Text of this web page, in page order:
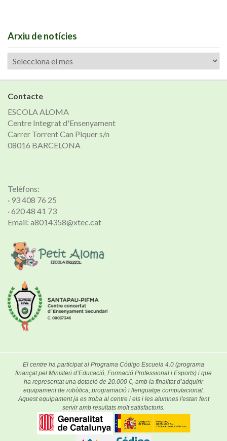
Arxiu de notícies
Arxiu
de
notícies
Contacte
ESCOLA ALOMA
Centre Integrat d'Ensenyament
Carrer Torrent Can Piquer s/n
08016 BARCELONA
Telèfons:
· 93 408 76 25
· 620 48 41 73
Email: a8014358@xtec.cat
El centre ha participat al Programa Código Escuela 4.0 (programa
finançat pel Ministeri d’Educació, Formació Professional i Esports) i que
ha representat una dotació de 20.000 €, amb la finalitat d’adquirir
equipament de robòtica, programació i llenguatge computacional.
Aquest equipament ja es troba al centre i els i les alumnes l'estan fent
servir amb resultats molt satisfactoris.